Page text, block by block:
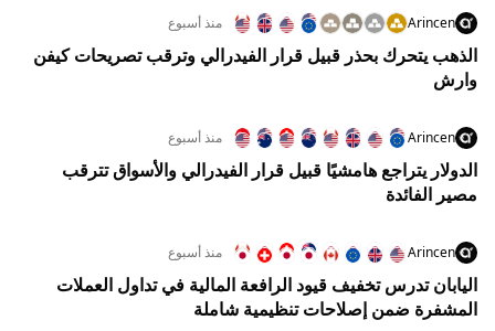
Arincen منذ أسبوع
الذهب يتحرك بحذر قبيل قرار الفيدرالي وترقب تصريحات كيفن
وارش
Arincen منذ أسبوع
الدولار يتراجع هامشيًا قبيل قرار الفيدرالي والأسواق تترقب
مصير الفائدة
Arincen منذ أسبوع
اليابان تدرس تخفيف قيود الرافعة المالية في تداول العملات
المشفرة ضمن إصلاحات تنظيمية شاملة